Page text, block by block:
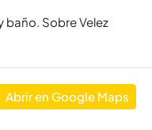
Sobre Velez
Abrir en Google Maps